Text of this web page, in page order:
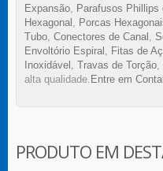
Expansão
Parafusos Phillips
Hexagonal
Porcas
Tubo Conectores de Canal
Envoltório Espiral
Fitas de
Inoxidável
Travas de Torção
alta qualidade. Entre em
PRODUTO EM